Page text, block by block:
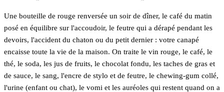
Une bouteille de rouge renversée un soir de dîner, le café du matin
posé en équilibre sur l'accoudoir, le feutre qui a dérapé pendant les
devoirs, l'accident du chaton ou du petit dernier : votre canapé
encaisse toute la vie de la maison. On traite le vin rouge, le café, le
thé, le soda, les jus de fruits, le chocolat fondu, les taches de gras et
de sauce, le sang, l'encre de stylo et de feutre, le chewing-gum collé,
l'urine (enfant ou chat), le vomi et les auréoles qui restent quand on a